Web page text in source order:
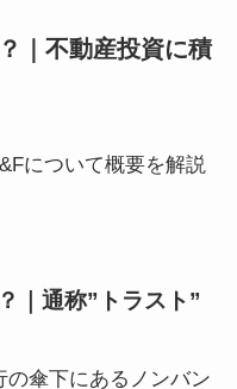
｜不動産投資に積
について概要を解説
｜通称”トラスト”
の傘下にあるノンバン